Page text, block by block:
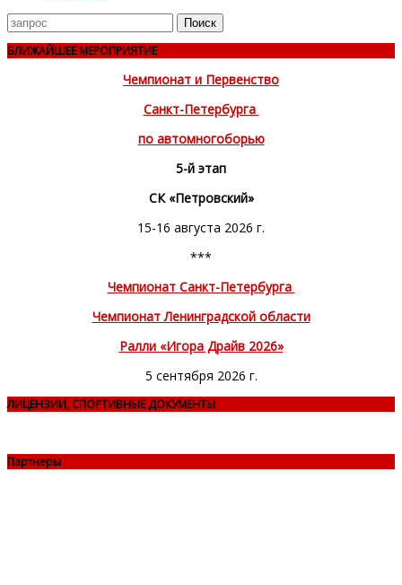
Поиск
для
БЛИЖАЙШЕЕ МЕРОПРИЯТИЕ
Чемпионат и Первенство
Санкт-Петербурга
по автомногоборью
5-й этап
СК «Петровский»
15-16 августа 2026 г.
***
Чемпионат Санкт-Петербурга
Чемпионат Ленинградской области
Ралли «Игора Драйв 2026»
5 сентября 2026 г.
ЛИЦЕНЗИИ, СПОРТИВНЫЕ ДОКУМЕНТЫ
Партнеры